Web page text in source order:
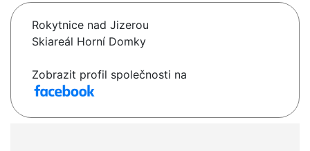
Rokytnice nad Jizerou
Skiareál Horní Domky
Zobrazit profil společnosti na